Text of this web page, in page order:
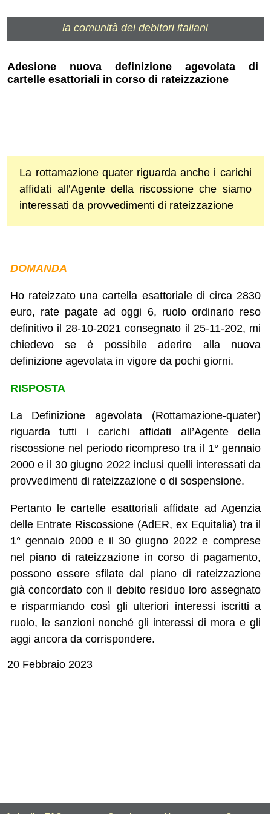
la comunità dei debitori italiani
Adesione nuova definizione agevolata di
cartelle esattoriali in corso di rateizzazione
La rottamazione quater riguarda anche i carichi
affidati all’Agente della riscossione che siamo
interessati da provvedimenti di rateizzazione
DOMANDA
Ho rateizzato una cartella esattoriale di circa 2830
euro, rate pagate ad oggi 6, ruolo ordinario reso
definitivo il 28-10-2021 consegnato il 25-11-202, mi
chiedevo se è possibile aderire alla nuova
definizione agevolata in vigore da pochi giorni.
RISPOSTA
La Definizione agevolata (Rottamazione-quater)
riguarda tutti i carichi affidati all’Agente della
riscossione nel periodo ricompreso tra il 1° gennaio
2000 e il 30 giugno 2022 inclusi quelli interessati da
provvedimenti di rateizzazione o di sospensione.
Pertanto le cartelle esattoriali affidate ad Agenzia
delle Entrate Riscossione (AdER, ex Equitalia) tra il
1° gennaio 2000 e il 30 giugno 2022 e comprese
nel piano di rateizzazione in corso di pagamento,
possono essere sfilate dal piano di rateizzazione
già concordato con il debito residuo loro assegnato
e risparmiando così gli ulteriori interessi iscritti a
ruolo, le sanzioni nonché gli interessi di mora e gli
aggi ancora da corrispondere.
20 Febbraio 2023